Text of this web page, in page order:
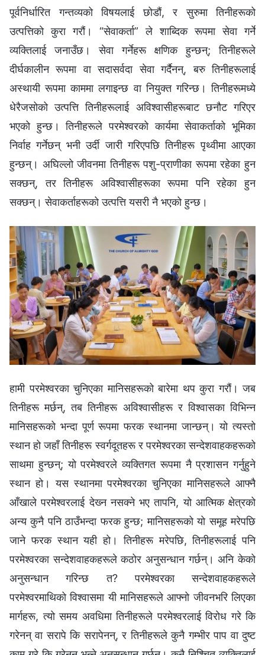
पूर्वनिर्धारित गन्तव्यको विषयलाई छोडौं, र सुरुमा तिनीहरूको
उत्पत्तिको कुरा गरौं। “सेवाकर्ता” ले शाब्दिक रूपमा सेवा गर्ने
व्यक्तिलाई जनाउँछ। सेवा गर्नेहरू क्षणिक हुन्छन्; तिनीहरूले
दीर्घकालीन रूपमा वा सदासर्वदा सेवा गर्दैनन्, बरु तिनीहरूलाई
अस्थायी रूपमा काममा लगाइन्छ वा नियुक्त गरिन्छ। तिनीहरूमध्ये
धेरैजसोको उत्पत्ति तिनीहरूलाई अविश्‍वासीहरूबाट छनौट गरिएर
भएको हुन्छ। तिनीहरूले परमेश्‍वरको कार्यमा सेवाकर्ताको भूमिका
निर्वाह गर्नेछन् भनी उर्दी जारी गरिएपछि तिनीहरू पृथ्वीमा आएका
हुन्छन्। अघिल्‍लो जीवनमा तिनीहरू पशु-प्राणीका रूपमा रहेका हुन
सक्छन्, तर तिनीहरू अविश्‍वासीहरूका रूपमा पनि रहेका हुन
सक्छन्। सेवाकर्ताहरूको उत्पत्ति यसरी नै भएको हुन्छ।
हामी परमेश्‍वरका चुनिएका मानिसहरूको बारेमा थप कुरा गरौं। जब
तिनीहरू मर्छन्, तब तिनीहरू अविश्‍वासीहरू र विश्‍वासका विभिन्‍न
मानिसहरूको भन्दा पूर्ण रूपमा फरक स्थानमा जान्छन्। यो त्यस्तो
स्थान हो जहाँ तिनीहरू स्वर्गदूतहरू र परमेश्‍वरका सन्देशवाहकहरूको
साथमा हुन्छन्; यो परमेश्‍वरले व्यक्तिगत रूपमा नै प्रशासन गर्नुहुने
स्थान हो। यस स्थानमा परमेश्‍वरका चुनिएका मानिसहरूले आफ्‍नै
आँखाले परमेश्‍वरलाई देख्‍न नसक्‍ने भए तापनि, यो आत्मिक क्षेत्रको
अन्य कुनै पनि ठाउँभन्दा फरक हुन्छ; मानिसहरूको यो समूह मरेपछि
जाने फरक स्थान यही हो। तिनीहरू मरेपछि, तिनीहरूलाई पनि
परमेश्‍वरका सन्देशवाहकहरूले कठोर अनुसन्धान गर्छन्। अनि केको
अनुसन्धान गरिन्छ त? परमेश्‍वरका सन्देशवाहकहरूले
परमेश्‍वरमाथिको विश्‍वासमा यी मानिसहरूले आफ्‍नो जीवनभरि लिएका
मार्गहरू, त्यो समय अवधिमा तिनीहरूले परमेश्‍वरलाई विरोध गरे कि
गरेनन् वा सरापे कि सरापेनन्, र तिनीहरूले कुनै गम्‍भीर पाप वा दुष्ट